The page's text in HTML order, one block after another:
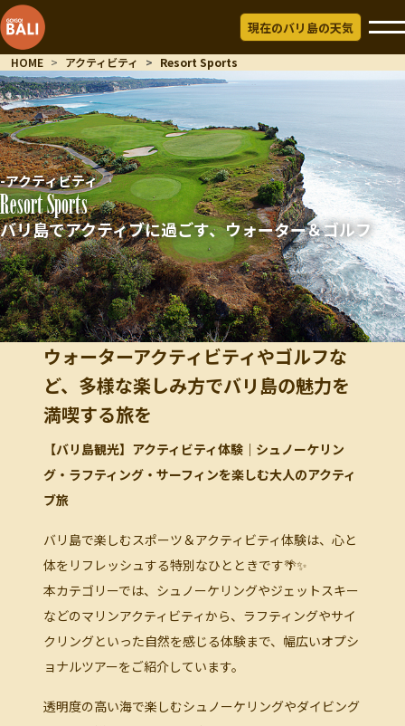
現在のバリ島の天気
HOME アクティビティ Resort Sports
-アクティビティ
Resort Sports
バリ島でアクティブに過ごす、ウォーター＆ゴルフ
ウォーターアクティビティやゴルフな
ど、多様な楽しみ方でバリ島の魅力を
満喫する旅を
【バリ島観光】アクティビティ体験｜シュノーケリン
グ・ラフティング・サーフィンを楽しむ大人のアクティ
ブ旅
バリ島で楽しむスポーツ＆アクティビティ体験は、心と
体をリフレッシュする特別なひとときです🌴✨
本カテゴリーでは、シュノーケリングやジェットスキー
などのマリンアクティビティから、ラフティングやサイ
クリングといった自然を感じる体験まで、幅広いオプシ
ョナルツアーをご紹介しています。
透明度の高い海で楽しむシュノーケリングやダイビング